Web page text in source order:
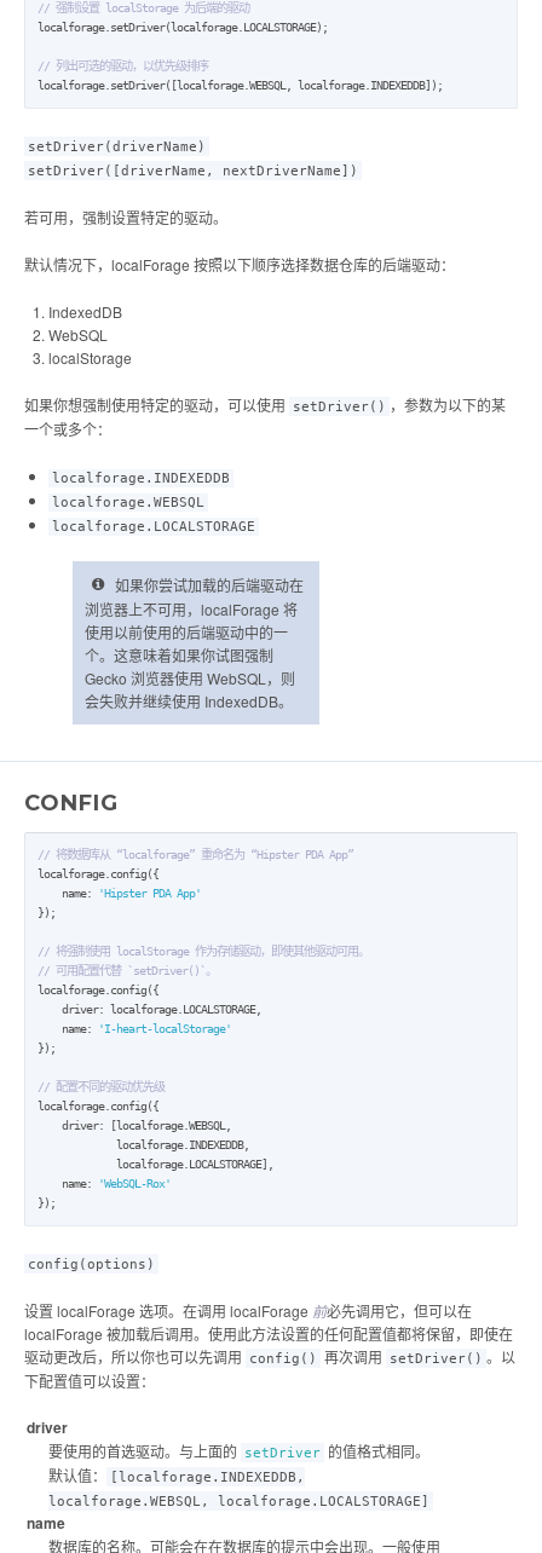
// 强制设置 localStorage 为后端的驱动
localforage.setDriver(localforage.LOCALSTORAGE);
// 列出可选的驱动，以优先级排序
localforage.setDriver([localforage.WEBSQL, localforage.INDEXEDDB]);
setDriver(driverName)
setDriver([driverName, nextDriverName])
若可用，强制设置特定的驱动。
默认情况下，localForage 按照以下顺序选择数据仓库的后端驱动：
IndexedDB
WebSQL
localStorage
如果你想强制使用特定的驱动，可以使用 setDriver() ，参数为以下的某
一个或多个：
localforage.INDEXEDDB
localforage.WEBSQL
localforage.LOCALSTORAGE
如果你尝试加载的后端驱动在
浏览器上不可用，localForage 将
使用以前使用的后端驱动中的一
个。这意味着如果你试图强制
Gecko 浏览器使用 WebSQL，则
会失败并继续使用 IndexedDB。
CONFIG
// 将数据库从 “localforage” 重命名为 “Hipster PDA App”
localforage.config({
    name:
'Hipster PDA App'
});
// 将强制使用 localStorage 作为存储驱动，即使其他驱动可用。
// 可用配置代替 `setDriver()`。
localforage.config({
    driver: localforage.LOCALSTORAGE,
    name:
'I-heart-localStorage'
});
// 配置不同的驱动优先级
localforage.config({
    driver: [localforage.WEBSQL,
             localforage.INDEXEDDB,
             localforage.LOCALSTORAGE],
    name:
'WebSQL-Rox'
});
config(options)
设置 localForage 选项。在调用 localForage 前必先调用它，但可以在
localForage 被加载后调用。使用此方法设置的任何配置值都将保留，即使在
驱动更改后，所以你也可以先调用 config() 再次调用 setDriver() 。以
下配置值可以设置：
driver
要使用的首选驱动。与上面的 setDriver 的值格式相同。
默认值：
[localforage.INDEXEDDB,
localforage.WEBSQL, localforage.LOCALSTORAGE]
name
数据库的名称。可能会在在数据库的提示中会出现。一般使用